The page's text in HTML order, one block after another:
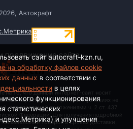
Автокрафт
продвижение сайта -
на то, что данный интернет-сайт носит
характер и ни при каких условиях не
определяемой положениями ч. 2 ст. 437
Федерации. Для получения подробной
товаров и сроках доставки,
сайт autocraft-kzn.ru,
на обработку файлов cookie
данных в соответствии с
в целях
функционирования
статистических
и улучшения